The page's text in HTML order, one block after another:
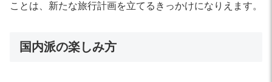
ことは、新たな旅行計画を立てるきっかけになりえます。
国内派の楽しみ方